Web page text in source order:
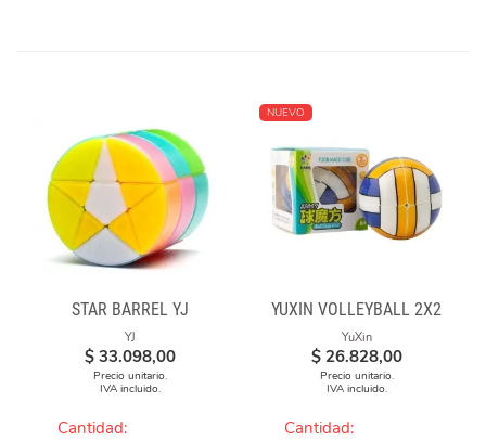
STAR BARREL YJ
YJ
$ 33.098,00
Precio unitario.
IVA incluido.
Cantidad:
NUEVO
YUXIN VOLLEYBALL 2X2
YuXin
$ 26.828,00
Precio unitario.
IVA incluido.
Cantidad: